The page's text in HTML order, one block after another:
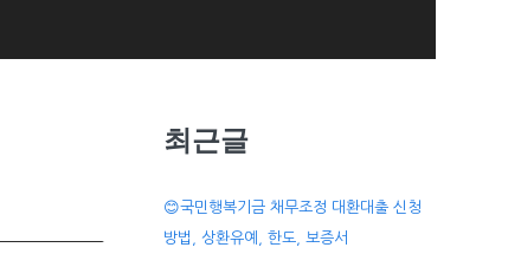
최근글
😊국민행복기금 채무조정 대환대출 신청
방법, 상환유예, 한도, 보증서